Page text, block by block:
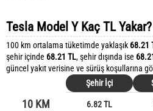
Tesla Model Y Kaç TL Yakar?
100 km ortalama tüketimde yaklaşık 68.21
şehir içinde 68.21 TL, şehir dışında ise
güncel yakıt verisine ve sürüş koşullarına
Şehir İçi
10 KM 6.82 TL